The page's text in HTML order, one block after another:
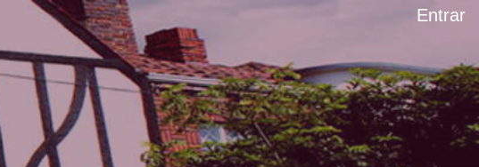
Entrar